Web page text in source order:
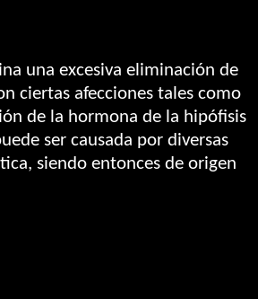
una excesiva eliminación de
ciertas afecciones tales como
de la hormona de la hipófisis
ser causada por diversas
siendo entonces de origen